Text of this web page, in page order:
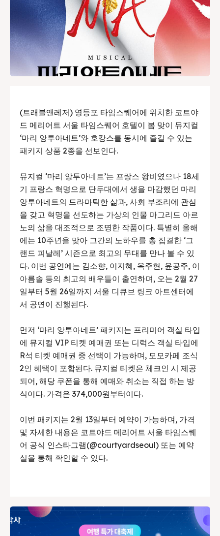
(트래블앤레저) 영등포 타임스퀘어에 위치한 코트야
드 메리어트 서울 타임스퀘어 호텔이 봄 맞이 뮤지컬
‘마리 앙투아네트’와 호캉스를 동시에 즐길 수 있는
패키지 상품 2종을 선보인다.
뮤지컬 ‘마리 앙투아네트’는 프랑스 왕비였으나 18세
기 프랑스 혁명으로 단두대에서 생을 마감했던 마리
앙투아네트의 드라마틱한 삶과, 사회 부조리에 관심
을 갖고 혁명을 선도하는 가상의 인물 마그리드 아르
노의 삶을 대조적으로 조명한 작품이다. 특별히 올해
에는 10주년을 맞아 그간의 노하우를 총 집결한 ‘그
랜드 피날레’ 시즌으로 최고의 무대를 만나 볼 수 있
다. 이번 공연에는 김소향, 이지혜, 옥주현, 윤공주, 이
아름솔 등의 최고의 배우들이 출연하며, 오는 2월 27
일부터 5월 26일까지 서울 디큐브 링크 아트센터에
서 공연이 진행된다.
먼저 ‘마리 앙투아네트’ 패키지는 프리미어 객실 타입
에 뮤지컬 VIP 티켓 예매권 또는 디럭스 객실 타입에
R석 티켓 예매권 중 선택이 가능하며, 모모카페 조식
2인 혜택이 포함된다. 뮤지컬 티켓은 체크인 시 제공
되어, 해당 쿠폰을 통해 예매와 취소는 직접 하는 방
식이다. 가격은 374,000원부터이다.
이번 패키지는 2월 13일부터 예약이 가능하며, 가격
및 자세한 내용은 코트야드 메리어트 서울 타임스퀘
어 공식 인스타그램(@courtyardseoul) 또는 예약
실을 통해 확인할 수 있다.